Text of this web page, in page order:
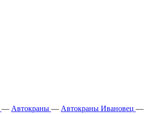
— Автокраны — Автокраны Ивановец —